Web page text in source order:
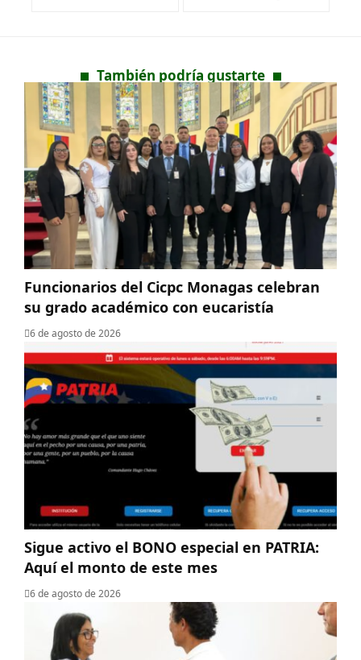
También podría gustarte
Funcionarios del Cicpc Monagas celebran
su grado académico con eucaristía
6 de agosto de 2026
Sigue activo el BONO especial en PATRIA:
Aquí el monto de este mes
6 de agosto de 2026